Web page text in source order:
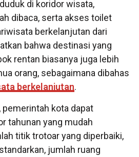
di koridor wisata,
dibaca, serta akses toilet
berkelanjutan dari
bahwa destinasi yang
rentan biasanya juga lebih
orang, sebagaimana dibahas
berkelanjutan.
pemerintah kota dapat
tahunan yang mudah
titik trotoar yang diperbaiki,
jumlah ruang